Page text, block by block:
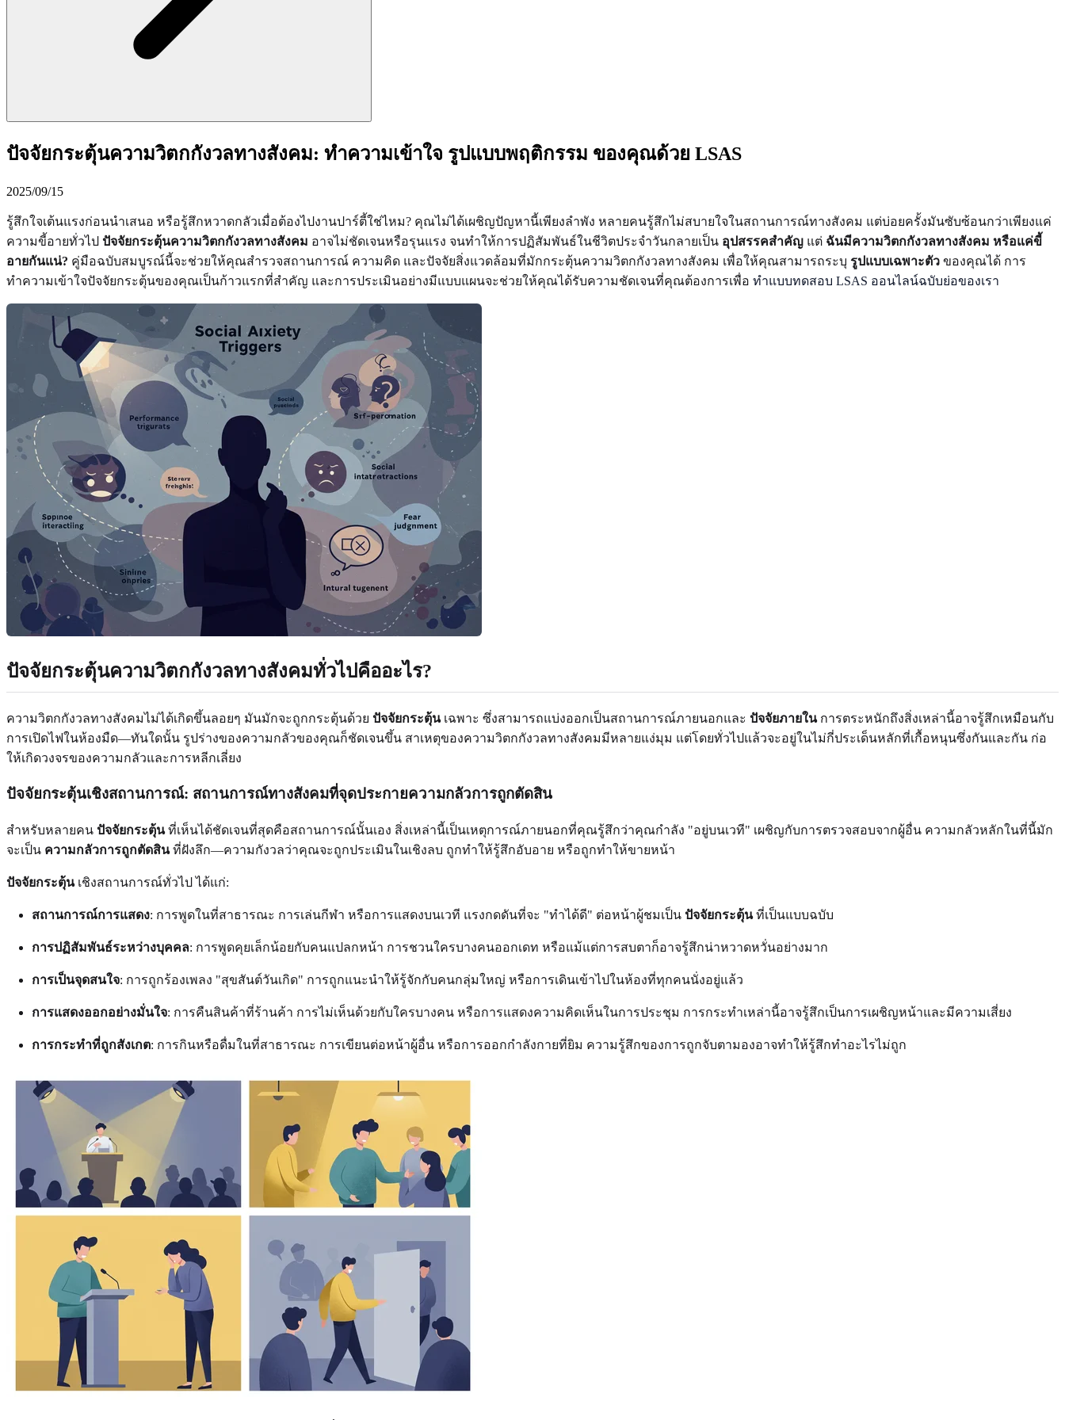
ปัจจัยกระตุ้นความวิตกกังวลทางสังคม: ทำความเข้าใจ รูปแบบพฤติกรรม ของคุณด้วย LSAS
2025/09/15
รู้สึกใจเต้นแรงก่อนนำเสนอ หรือรู้สึกหวาดกลัวเมื่อต้องไปงานปาร์ตี้ใช่ไหม? คุณไม่ได้เผชิญปัญหานี้เพียงลำพัง หลายคนรู้สึกไม่สบายใจในสถานการณ์ทางสังคม แต่บ่อยครั้งมันซับซ้อนกว่าเพียงแค่
ความขี้อายทั่วไป ปัจจัยกระตุ้นความวิตกกังวลทางสังคม อาจไม่ชัดเจนหรือรุนแรง จนทำให้การปฏิสัมพันธ์ในชีวิตประจำวันกลายเป็น อุปสรรคสำคัญ แต่ ฉันมีความวิตกกังวลทางสังคม หรือแค่ขี้
อายกันแน่? คู่มือฉบับสมบูรณ์นี้จะช่วยให้คุณสำรวจสถานการณ์ ความคิด และปัจจัยสิ่งแวดล้อมที่มักกระตุ้นความวิตกกังวลทางสังคม เพื่อให้คุณสามารถระบุ รูปแบบเฉพาะตัว ของคุณได้ การ
ทำความเข้าใจปัจจัยกระตุ้นของคุณเป็นก้าวแรกที่สำคัญ และการประเมินอย่างมีแบบแผนจะช่วยให้คุณได้รับความชัดเจนที่คุณต้องการเพื่อ ทำแบบทดสอบ LSAS ออนไลน์ฉบับย่อของเรา
ปัจจัยกระตุ้นความวิตกกังวลทางสังคมทั่วไปคืออะไร?
ความวิตกกังวลทางสังคมไม่ได้เกิดขึ้นลอยๆ มันมักจะถูกกระตุ้นด้วย ปัจจัยกระตุ้นเฉพาะ ซึ่งสามารถแบ่งออกเป็นสถานการณ์ภายนอกและ ปัจจัยภายในการตระหนักถึงสิ่งเหล่านี้อาจรู้สึกเหมือนกับ
การเปิดไฟในห้องมืด—ทันใดนั้น รูปร่างของความกลัวของคุณก็ชัดเจนขึ้น สาเหตุของความวิตกกังวลทางสังคมมีหลายแง่มุม แต่โดยทั่วไปแล้วจะอยู่ในไม่กี่ประเด็นหลักที่เกื้อหนุนซึ่งกันและกัน ก่อ
ให้เกิดวงจรของความกลัวและการหลีกเลี่ยง
ปัจจัยกระตุ้นเชิงสถานการณ์: สถานการณ์ทางสังคมที่จุดประกายความกลัวการถูกตัดสิน
สำหรับหลายคน ปัจจัยกระตุ้นที่เห็นได้ชัดเจนที่สุดคือสถานการณ์นั้นเอง สิ่งเหล่านี้เป็นเหตุการณ์ภายนอกที่คุณรู้สึกว่าคุณกำลัง "อยู่บนเวที" เผชิญกับการตรวจสอบจากผู้อื่น ความกลัวหลักในที่นี้มัก
จะเป็น ความกลัวการถูกตัดสินที่ฝังลึก—ความกังวลว่าคุณจะถูกประเมินในเชิงลบ ถูกทำให้รู้สึกอับอาย หรือถูกทำให้ขายหน้า
ปัจจัยกระตุ้นเชิงสถานการณ์ทั่วไป ได้แก่:
สถานการณ์การแสดง: การพูดในที่สาธารณะ การเล่นกีฬา หรือการแสดงบนเวที แรงกดดันที่จะ "ทำได้ดี" ต่อหน้าผู้ชมเป็น ปัจจัยกระตุ้นที่เป็นแบบฉบับ
การปฏิสัมพันธ์ระหว่างบุคคล: การพูดคุยเล็กน้อยกับคนแปลกหน้า การชวนใครบางคนออกเดท หรือแม้แต่การสบตาก็อาจรู้สึกน่าหวาดหวั่นอย่างมาก
การเป็นจุดสนใจ: การถูกร้องเพลง "สุขสันต์วันเกิด" การถูกแนะนำให้รู้จักกับคนกลุ่มใหญ่ หรือการเดินเข้าไปในห้องที่ทุกคนนั่งอยู่แล้ว
การแสดงออกอย่างมั่นใจ: การคืนสินค้าที่ร้านค้า การไม่เห็นด้วยกับใครบางคน หรือการแสดงความคิดเห็นในการประชุม การกระทำเหล่านี้อาจรู้สึกเป็นการเผชิญหน้าและมีความเสี่ยง
การกระทำที่ถูกสังเกต: การกินหรือดื่มในที่สาธารณะ การเขียนต่อหน้าผู้อื่น หรือการออกกำลังกายที่ยิม ความรู้สึกของการถูกจับตามองอาจทำให้รู้สึกทำอะไรไม่ถูก